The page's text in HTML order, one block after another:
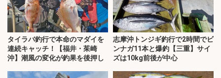
タイラバ釣行で本命のマダイを
連続キャッチ！【福井・茱崎
沖】潮風の変化が釣果を後押し
志摩沖トンジギ釣行で2時間でビ
ンナガ11本と爆釣【三重】サイ
ズは10kg前後が中心